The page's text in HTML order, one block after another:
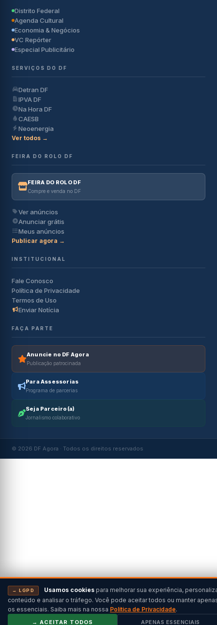
Distrito Federal
Agenda Cultural
Economia & Negócios
VC Repórter
Especial Publicitário
SERVIÇOS DO DF
Detran DF
IPVA DF
Na Hora DF
CAESB
Neoenergia
Ver todos →
FEIRA DO ROLO DF
FEIRA DO ROLO DF
Compre e venda no DF
Ver anúncios
Anunciar grátis
Meus anúncios
Publicar agora →
INSTITUCIONAL
Fale Conosco
Política de Privacidade
Termos de Uso
Enviar Notícia
FAÇA PARTE
Anuncie no DF Agora
Publicação patrocinada
Para Assessorias
Programa de parcerias
Seja Parceiro(a)
Jornalismo colaborativo
© 2026 DF Agora · Todos os direitos reservados
→ LGPD Usamos cookies para melhorar sua experiência,
conteúdo e analisar o tráfego. Você pode aceitar todos ou manter
os essenciais. Saiba mais na nossa Política de Privacidade.
→ ACEITAR TODOS APENAS ESSENCIAIS